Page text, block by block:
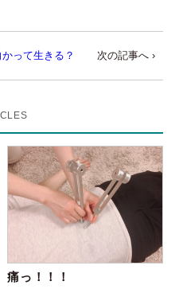
って生きる？ 次の記事へ ›
痛っ！！！